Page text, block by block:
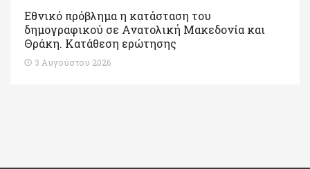
Εθνικό πρόβλημα η κατάσταση του
δημογραφικού σε Ανατολική Μακεδονία και
Θράκη. Κατάθεση ερώτησης
3 Αυγούστου 2026